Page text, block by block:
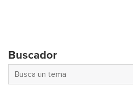
Buscador